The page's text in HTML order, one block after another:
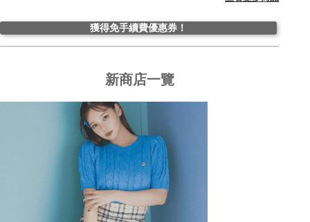
獲得免手續費優惠券！
新商店一覽